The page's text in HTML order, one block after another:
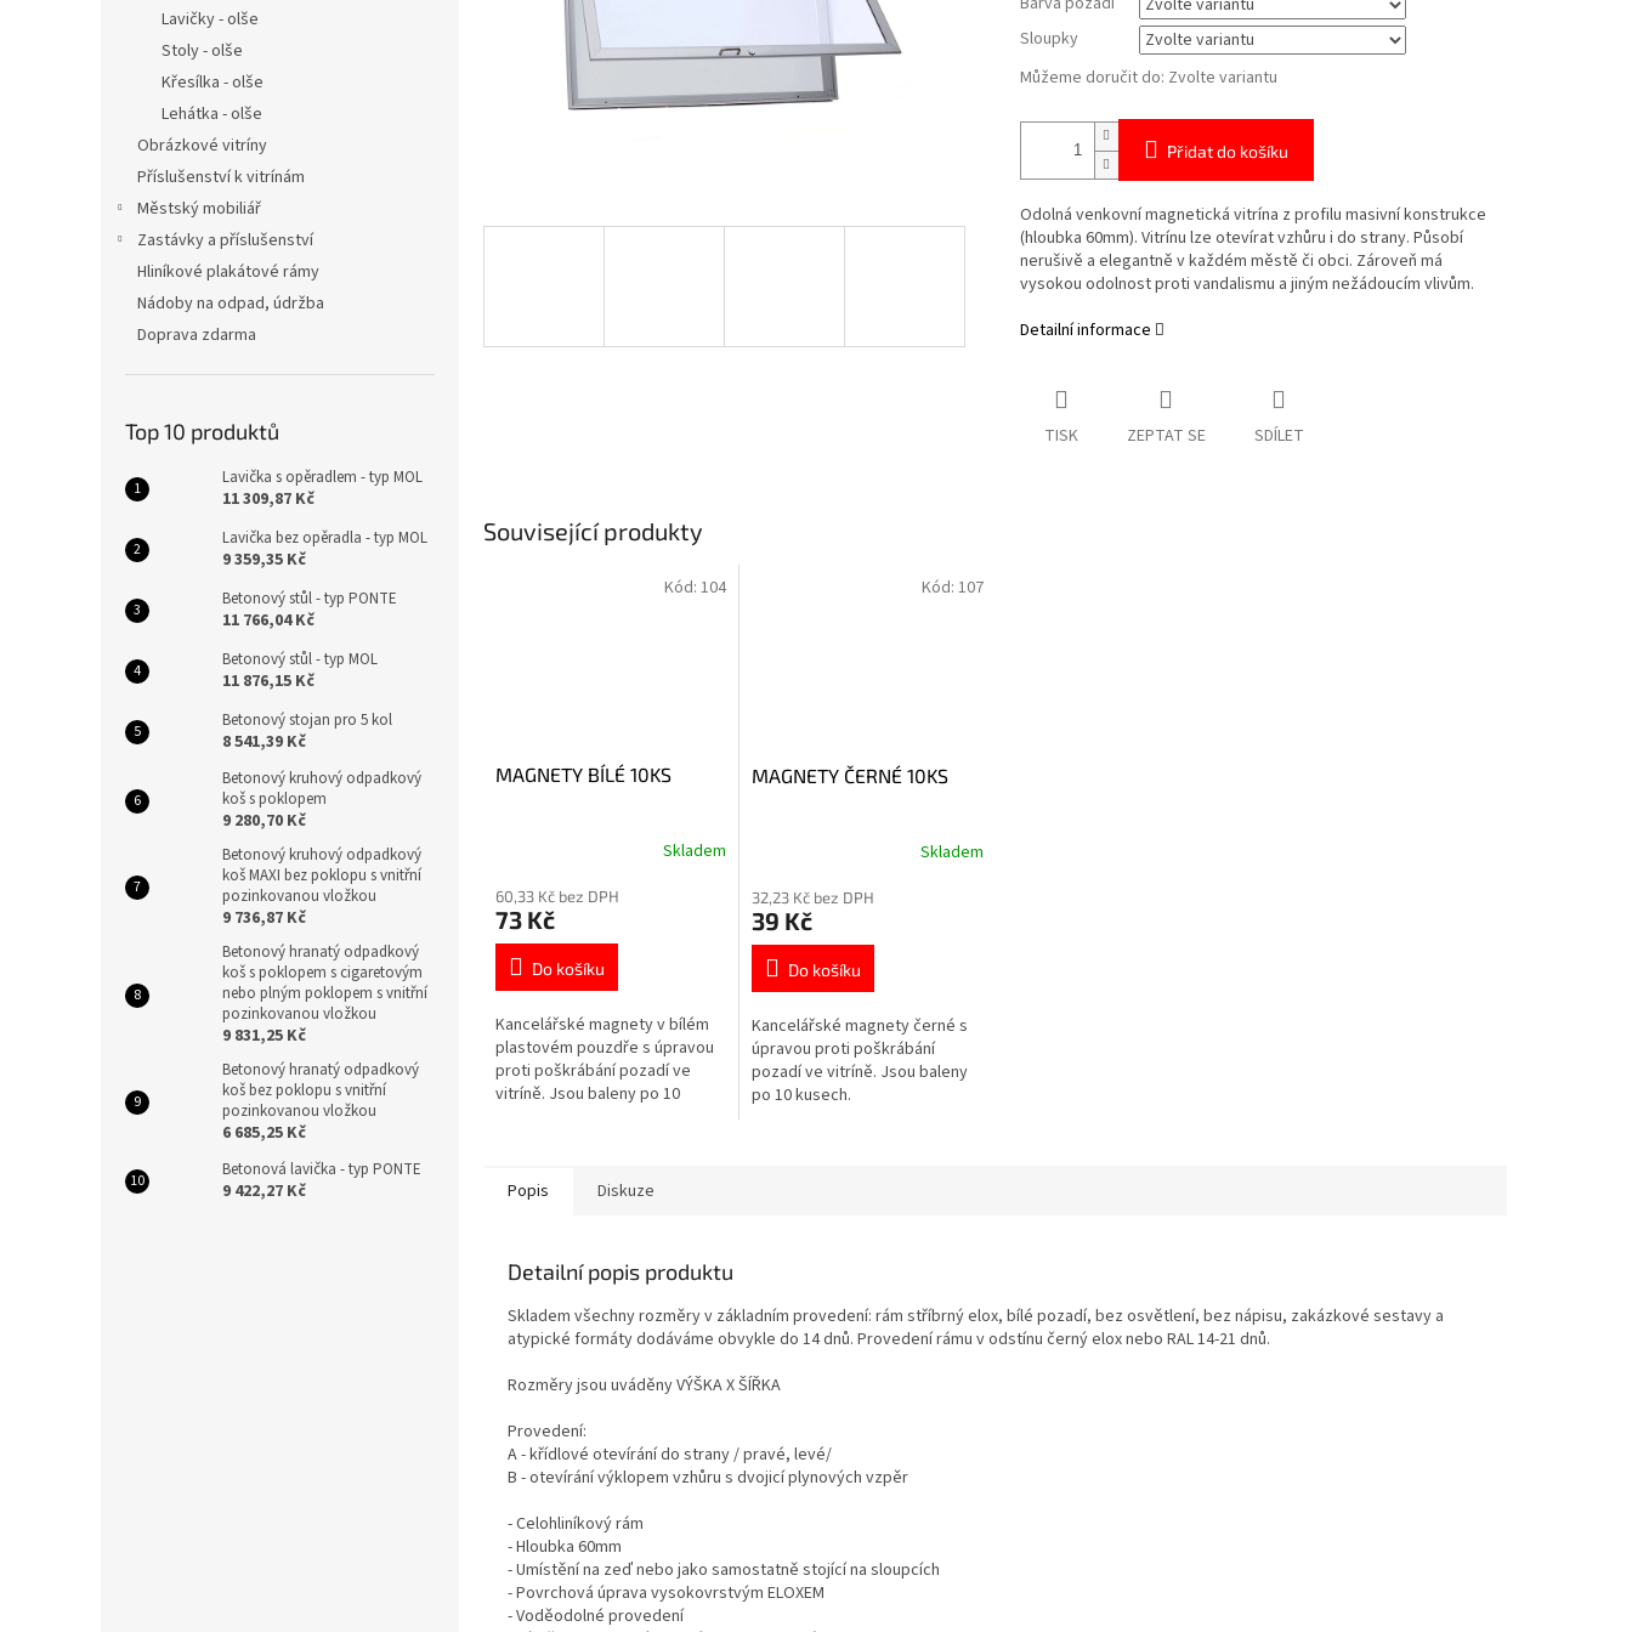
Lavičky - olše
Stoly - olše
Křesílka - olše
Lehátka - olše
Obrázkové vitríny
Příslušenství k vitrínám
Městský mobiliář
Zastávky a příslušenství
Hliníkové plakátové rámy
Nádoby na odpad, údržba
Doprava zdarma
Top 10 produktů
Lavička s opěradlem - typ MOL
11 309,87 Kč
Lavička bez opěradla - typ MOL
9 359,35 Kč
Betonový stůl - typ PONTE
11 766,04 Kč
Betonový stůl - typ MOL
11 876,15 Kč
Betonový stojan pro 5 kol
8 541,39 Kč
Betonový kruhový odpadkový
koš s poklopem
9 280,70 Kč
Betonový kruhový odpadkový
koš MAXI bez poklopu s vnitřní
pozinkovanou vložkou
9 736,87 Kč
Betonový hranatý odpadkový
koš s poklopem s cigaretovým
nebo plným poklopem s vnitřní
pozinkovanou vložkou
9 831,25 Kč
Betonový hranatý odpadkový
koš bez poklopu s vnitřní
pozinkovanou vložkou
6 685,25 Kč
Betonová lavička - typ PONTE
9 422,27 Kč
Sloupky
Můžeme doručit do: Zvolte variantu
Přidat do košíku
Odolná venkovní magnetická vitrína z profilu masivní konstrukce
(hloubka 60mm). Vitrínu lze otevírat vzhůru i do strany. Působí
nerušivě a elegantně v každém městě či obci. Zároveň má
vysokou odolnost proti vandalismu a jiným nežádoucím vlivům.
Detailní informace
TISK ZEPTAT SE SDÍLET
Související produkty
MAGNETY BÍLÉ 10KS
Skladem
60,33 Kč bez DPH
73 Kč
Do košíku
Kancelářské magnety v bílém
plastovém pouzdře s úpravou
proti poškrábání pozadí ve
vitríně. Jsou baleny po 10
Kód: 104
MAGNETY ČERNÉ 10KS
Skladem
32,23 Kč bez DPH
39 Kč
Do košíku
Kancelářské magnety černé s
úpravou proti poškrábání
pozadí ve vitríně. Jsou baleny
po 10 kusech.
Kód: 107
Popis Diskuze
Detailní popis produktu
Skladem všechny rozměry v základním provedení: rám stříbrný elox, bílé pozadí, bez osvětlení, bez nápisu, zakázkové sestavy a
atypické formáty dodáváme obvykle do 14 dnů. Provedení rámu v odstínu černý elox nebo RAL 14-21 dnů.
Rozměry jsou uváděny VÝŠKA X ŠÍŘKA
Provedení:
A - křídlové otevírání do strany / pravé, levé/
B - otevírání výklopem vzhůru s dvojicí plynových vzpěr
- Celohliníkový rám
- Hloubka 60mm
- Umístění na zeď nebo jako samostatně stojící na sloupcích
- Povrchová úprava vysokovrstvým ELOXEM
- Voděodolné provedení